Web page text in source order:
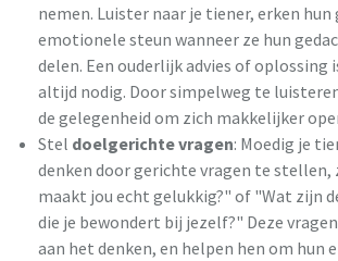
nemen. Luister naar je tiener, erken hun
emotionele steun wanneer ze hun
delen. Een ouderlijk advies of oplossing
altijd nodig. Door simpelweg te
de gelegenheid om zich makkelijker
Stel doelgerichte vragen: Moedig je
denken door gerichte vragen te stellen,
maakt jou echt gelukkig?" of "Wat zijn
die je bewondert bij jezelf?" Deze
aan het denken, en helpen hen om hun